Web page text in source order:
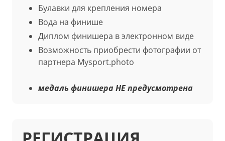
Булавки для крепления номера
Вода на финише
Диплом финишера в электронном виде
Возможность приобрести фотографии от
партнера Mysport.photo
медаль финишера НЕ предусмотрена